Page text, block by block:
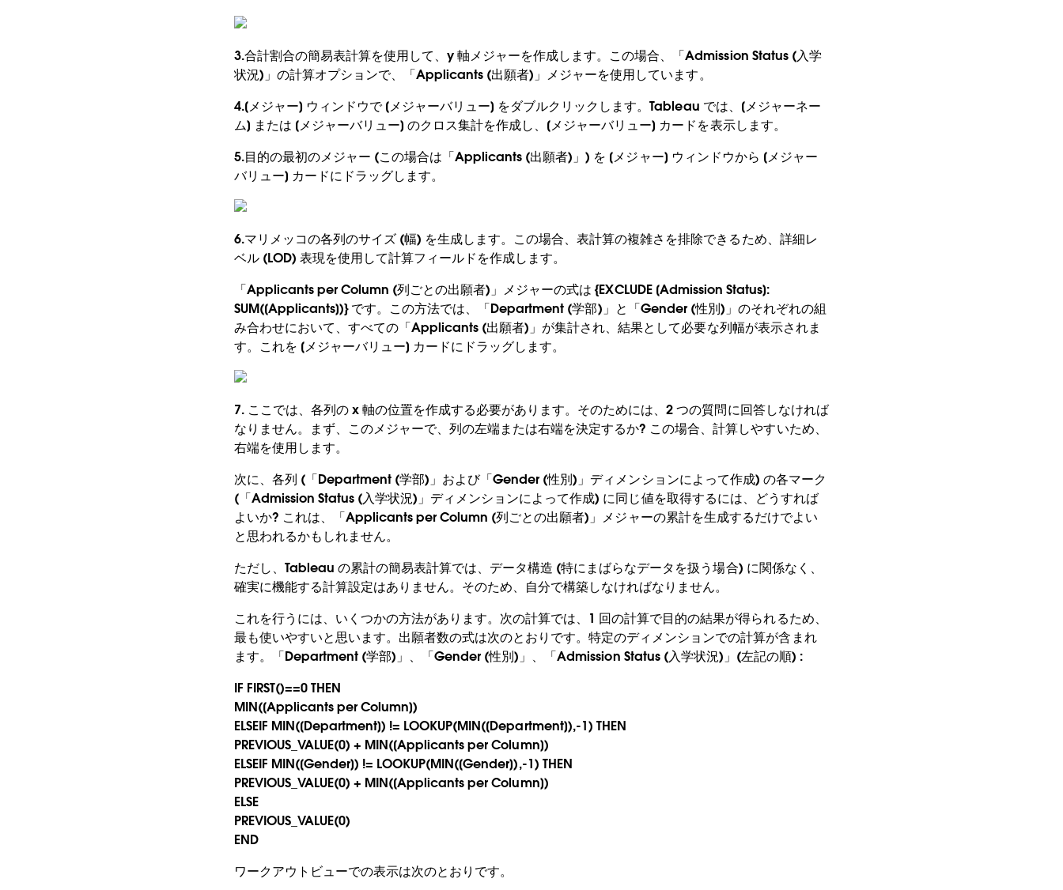
3.合計割合の簡易表計算を使用して、y 軸メジャーを作成します。この場合、「Admission Status (入学
状況)」の計算オプションで、「Applicants (出願者)」メジャーを使用しています。
4.[メジャー] ウィンドウで [メジャーバリュー] をダブルクリックします。Tableau では、[メジャーネー
ム] または [メジャーバリュー] のクロス集計を作成し、[メジャーバリュー] カードを表示します。
5.目的の最初のメジャー (この場合は「Applicants (出願者)」) を [メジャー] ウィンドウから [メジャー
バリュー] カードにドラッグします。
6.マリメッコの各列のサイズ (幅) を生成します。この場合、表計算の複雑さを排除できるため、詳細レ
ベル (LOD) 表現を使用して計算フィールドを作成します。
「Applicants per Column (列ごとの出願者)」メジャーの式は {EXCLUDE [Admission Status]:
SUM([Applicants])} です。この方法では、「Department (学部)」と「Gender (性別)」のそれぞれの組
み合わせにおいて、すべての「Applicants (出願者)」が集計され、結果として必要な列幅が表示されま
す。これを [メジャーバリュー] カードにドラッグします。
7. ここでは、各列の x 軸の位置を作成する必要があります。そのためには、2 つの質問に回答しなければ
なりません。まず、このメジャーで、列の左端または右端を決定するか? この場合、計算しやすいため、
右端を使用します。
次に、各列 (「Department (学部)」および「Gender (性別)」ディメンションによって作成) の各マーク
(「Admission Status (入学状況)」ディメンションによって作成) に同じ値を取得するには、どうすれば
よいか? これは、「Applicants per Column (列ごとの出願者)」メジャーの累計を生成するだけでよい
と思われるかもしれません。
ただし、Tableau の累計の簡易表計算では、データ構造 (特にまばらなデータを扱う場合) に関係なく、
確実に機能する計算設定はありません。そのため、自分で構築しなければなりません。
これを行うには、いくつかの方法があります。次の計算では、1 回の計算で目的の結果が得られるため、
最も使いやすいと思います。出願者数の式は次のとおりです。特定のディメンションでの計算が含まれ
ます。「Department (学部)」、「Gender (性別)」、「Admission Status (入学状況)」(左記の順) :
IF FIRST()==0 THEN
MIN([Applicants per Column])
ELSEIF MIN([Department]) != LOOKUP(MIN([Department]),-1) THEN
PREVIOUS_VALUE(0) + MIN([Applicants per Column])
ELSEIF MIN([Gender]) != LOOKUP(MIN([Gender]),-1) THEN
PREVIOUS_VALUE(0) + MIN([Applicants per Column])
ELSE
PREVIOUS_VALUE(0)
END
ワークアウトビューでの表示は次のとおりです。